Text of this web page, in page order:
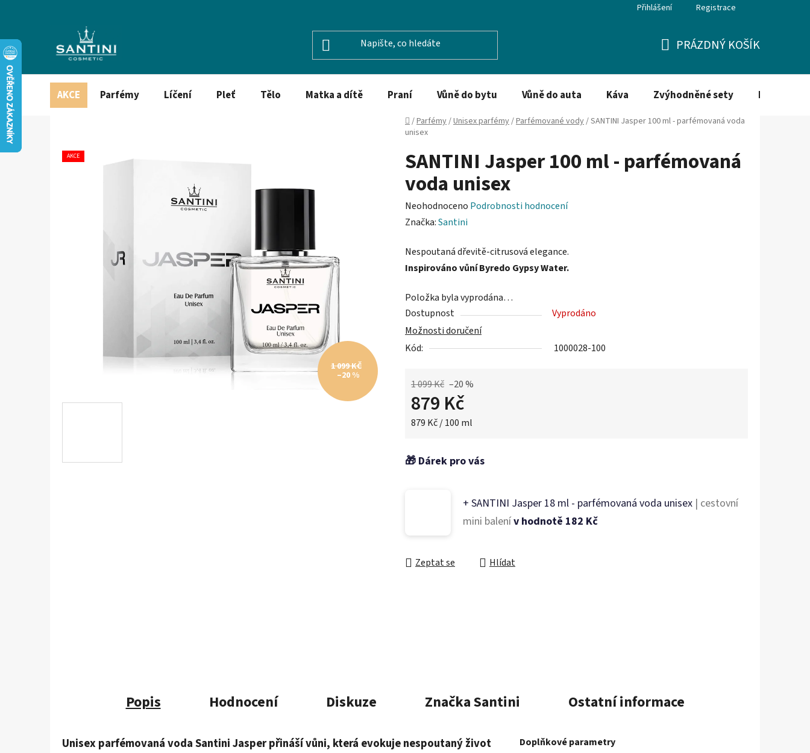
Přihlášení Registrace
KOŠÍK
PRÁZDNÝ KOŠÍK
AKCE Parfémy Líčení Pleť Tělo Matka a dítě Praní Vůně do bytu Vůně do auta Káva Zvýhodněné sety Dezinfekce
Domů
/Parfémy/Unisex parfémy/Parfémované vody/SANTINI Jasper 100 ml - parfémovaná voda
unisex
SANTINI Jasper 100 ml - parfémovaná
voda unisex
Průměrné
hodnocení
je
0,0
5
hvězdiček.
Neohodnoceno Podrobnosti hodnocení
Značka:Santini
Nespoutaná dřevitě-citrusová elegance.
Inspirováno vůní Byredo Gypsy Water.
Položka byla vyprodána…
Dostupnost
Vyprodáno
Možnosti doručení
Kód:
1000028-100
1 099 Kč –20 %
879 Kč
Měrná cena:
879 Kč / 100 ml
+ SANTINI Jasper 18 ml - parfémovaná voda unisex | cestovní
mini balenív hodnotě 182 Kč
Zeptat se Hlídat
AKCE
1 099 KČ
–20 %
Popis Hodnocení Diskuze ZnačkaSantini Ostatní informace
Unisex parfémovaná voda Santini Jasper přináší vůni, která evokuje nespoutaný život
Doplňkové parametry